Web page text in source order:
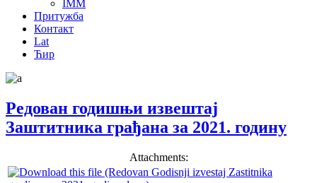
IMM
Притужба
Контакт
Lat
Ћир
Редован годишњи извештај
Заштитника грађана за 2021. годину
Attachments: